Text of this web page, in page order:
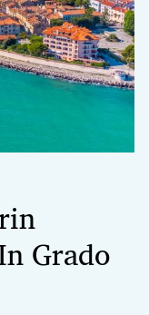
Grado